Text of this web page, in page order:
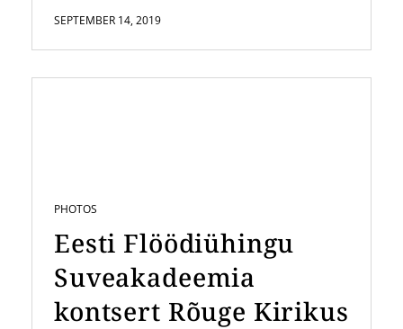
SEPTEMBER 14, 2019
PHOTOS
Eesti Flöödiühingu
Suveakadeemia
kontsert Rõuge Kirikus